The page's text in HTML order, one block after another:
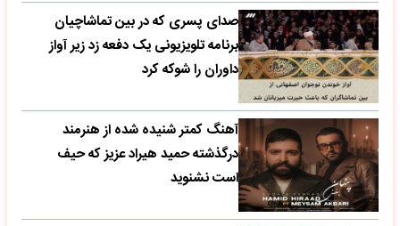
صدای پسری که در بین تماشاچیان
برنامه تلویزیونی یک دفعه زد زیر آواز
داوران را شوکه کرد
آهنگ کمتر شنیده شده از هنرمند
درگذشته حمید هیراد عزیز که حیف
است نشنوید